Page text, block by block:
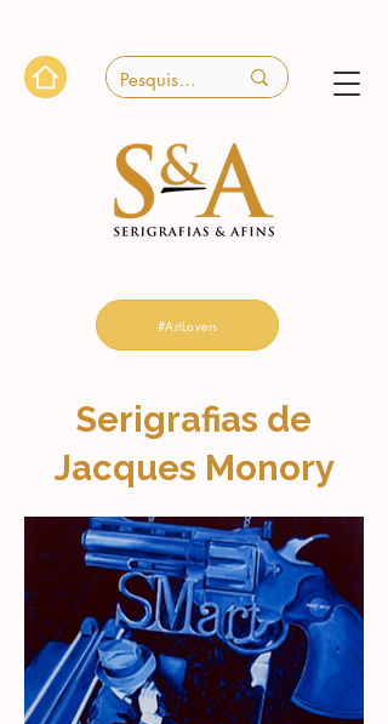
#ArtLovers
Serigrafias de
Jacques Monory